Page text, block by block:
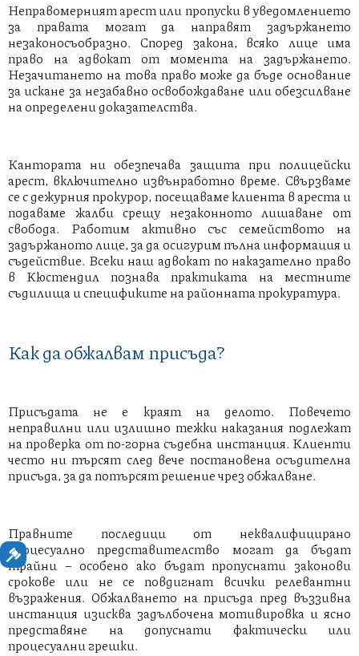
Неправомерният арест или пропуски в уведомлението
за правата могат да направят задържането
незаконосъобразно. Според закона, всяко лице има
право на адвокат от момента на задържането.
Незачитането на това право може да бъде основание
за искане за незабавно освобождаване или обезсилване
на определени доказателства.
Кантората ни обезпечава защита при полицейски
арест, включително извънработно време. Свързваме
се с дежурния прокурор, посещаваме клиента в ареста и
подаваме жалби срещу незаконното лишаване от
свобода. Работим активно със семейството на
задържаното лице, за да осигурим пълна информация и
съдействие. Всеки наш адвокат по наказателно право
в Кюстендил познава практиката на местните
съдилища и спецификите на районната прокуратура.
Как да обжалвам присъда?
Присъдата не е краят на делото. Повечето
неправилни или излишно тежки наказания подлежат
на проверка от по-горна съдебна инстанция. Клиенти
често ни търсят след вече постановена осъдителна
присъда, за да потърсят решение чрез обжалване.
Правните последици от неквалифицирано
процесуално представителство могат да бъдат
трайни – особено ако бъдат пропуснати законови
срокове или не се повдигнат всички релевантни
възражения. Обжалването на присъда пред въззивна
инстанция изисква задълбочена мотивировка и ясно
представяне на допуснати фактически или
процесуални грешки.